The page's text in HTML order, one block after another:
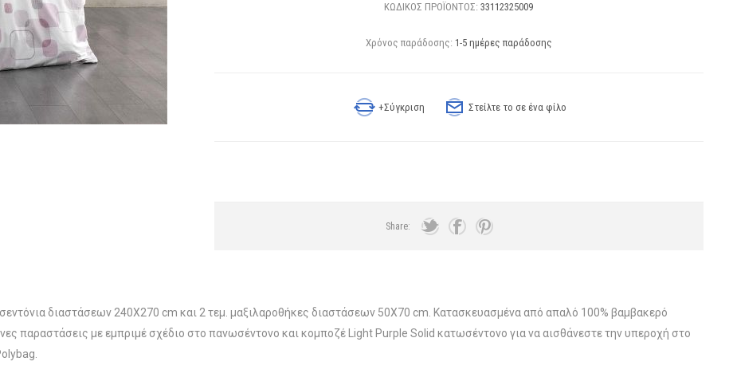
ΚΩΔΙΚΟΣ ΠΡΟΪΟΝΤΟΣ: 33112325009
Χρόνος παράδοσης: 1-5 ημέρες παράδοσης
+Σύγκριση Στείλτε το σε ένα φίλο
Share:
διαστάσεων 240X270 cm και 2 τεμ. μαξιλαροθήκες διαστάσεων 50X70 cm. Κατασκευασμένα από απαλό 100% βαμβακερό
παραστάσεις με εμπριμέ σχέδιο στο πανωσέντονο και κομποζέ Light Purple Solid κατωσέντονο για να αισθάνεστε την υπεροχή στο